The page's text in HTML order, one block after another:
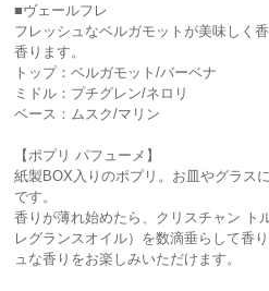
■ヴェールフレ
フレッシュなベルガモットが美味しく
香ります。
トップ：ベルガモット/バーベナ
ミドル：プチグレン/ネロリ
ベース：ムスク/マリン
【ポプリ パフューメ】
紙製BOX入りのポプリ。お皿やグラス
です。
香りが薄れ始めたら、クリスチャン ト
レグランスオイル）を数滴垂らして香
ュな香りをお楽しみいただけます。